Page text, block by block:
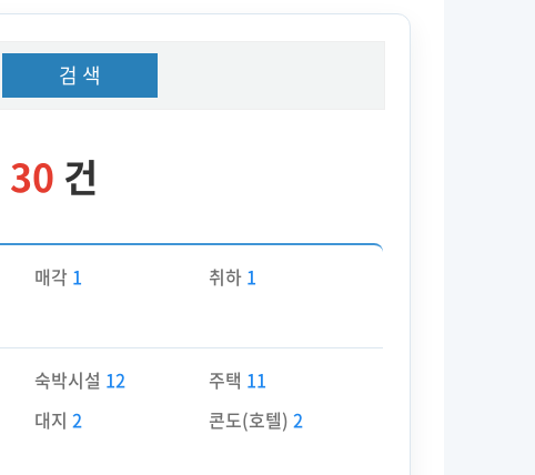
검 색
30 건
매각 1 취하 1
숙박시설 12 주택 11
대지 2 콘도(호텔) 2